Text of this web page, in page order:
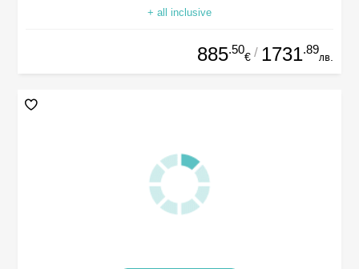
+ all inclusive
885.50
€ / 1731.89
лв.